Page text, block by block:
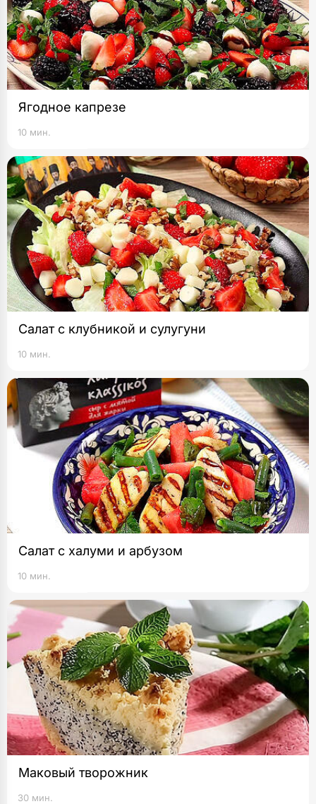
Ягодное капрезе
10 мин.
Салат с клубникой и сулугуни
10 мин.
Салат с халуми и арбузом
10 мин.
Маковый творожник
30 мин.